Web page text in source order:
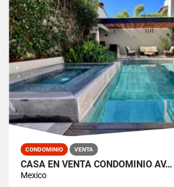
CONDOMINIO VENTA
CASA EN VENTA CONDOMINIO AV…
Mexico